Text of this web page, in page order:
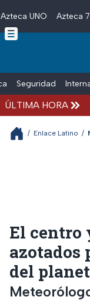
Skip to main content
Azteca UNO Azteca 7
Seguridad
ÚLTIMA HORA
/ Enlace Latino /
El centro
azotados
del